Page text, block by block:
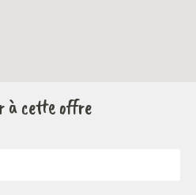
à cette offre